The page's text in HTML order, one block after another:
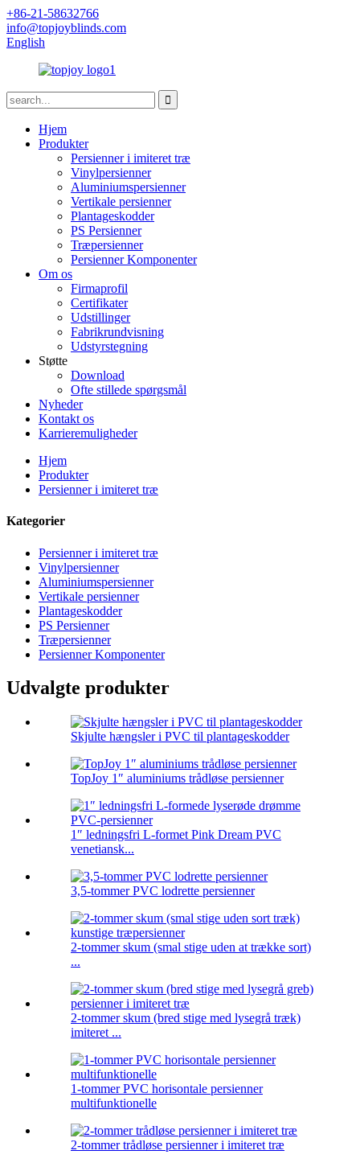
+86-21-58632766
info@topjoyblinds.com
English
Hjem
Produkter
Persienner i imiteret træ
Vinylpersienner
Aluminiumspersienner
Vertikale persienner
Plantageskodder
PS Persienner
Træpersienner
Persienner Komponenter
Om os
Firmaprofil
Certifikater
Udstillinger
Fabrikrundvisning
Udstyrstegning
Støtte
Download
Ofte stillede spørgsmål
Nyheder
Kontakt os
Karrieremuligheder
Hjem
Produkter
Persienner i imiteret træ
Kategorier
Persienner i imiteret træ
Vinylpersienner
Aluminiumspersienner
Vertikale persienner
Plantageskodder
PS Persienner
Træpersienner
Persienner Komponenter
Udvalgte produkter
Skjulte hængsler i PVC til plantageskodder
TopJoy 1″ aluminiums trådløse persienner
1″ ledningsfri L-formet Pink Dream PVC
venetiansk...
3,5-tommer PVC lodrette persienner
2-tommer skum (smal stige uden at trække sort)
...
2-tommer skum (bred stige med lysegrå træk)
imiteret ...
1-tommer PVC horisontale persienner
multifunktionelle
2-tommer trådløse persienner i imiteret træ